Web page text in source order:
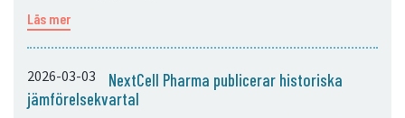
Läs mer
2026-03-03
NextCell Pharma publicerar historiska
jämförelsekvartal